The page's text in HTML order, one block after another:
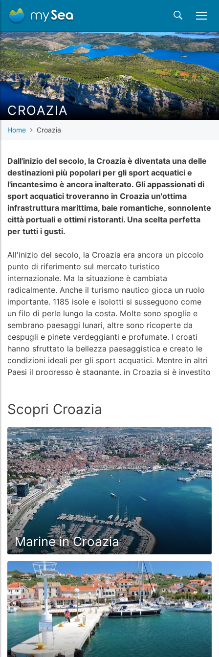
CROAZIA
Home Croazia
Dall'inizio del secolo, la Croazia è diventata una delle
destinazioni più popolari per gli sport acquatici e
l'incantesimo è ancora inalterato. Gli appassionati di
sport acquatici troveranno in Croazia un'ottima
infrastruttura marittima, baie romantiche, sonnolente
città portuali e ottimi ristoranti. Una scelta perfetta
per tutti i gusti.
All'inizio del secolo, la Croazia era ancora un piccolo
punto di riferimento sul mercato turistico
internazionale. Ma la situazione è cambiata
radicalmente. Anche il turismo nautico gioca un ruolo
importante. 1185 isole e isolotti si susseguono come
un filo di perle lungo la costa. Molte sono spoglie e
sembrano paesaggi lunari, altre sono ricoperte da
cespugli e pinete verdeggianti e profumate. I croati
hanno sfruttato la bellezza paesaggistica e creato le
condizioni ideali per gli sport acquatici. Mentre in altri
Paesi il progresso è stagnante, in Croazia si è investito
Dubrovnik può vantare quasi 70 marine e 340 porti. Si
va dai porti turistici costruiti su una piccola e brulla
isola rocciosa, unica nel suo genere, come l'ACI Marina
Piškera, ai mega porti turistici come il Marina Dalmatia
di Sukošan. Incantevoli sono i numerosi e bellissimi
porti cittadini come Hvar, Korčula, Trogir, Supetar,
Vodice, Primošten e altri ancora. Qui si attracca - se si
trova un posto libero - quasi al centro della piazza
principale del mercato e si può osservare il mondo che
passa dalla comodità del pozzetto.
A causa della grande richiesta di ormeggi permanenti
e di transito, il livello dei prezzi è aumentato
notevolmente e ora è in parte simile a quello dell'Italia
o della Spagna. Ma ci si può anche aspettare tutti i
servizi di un moderno porto turistico. A causa della
popolarità di alcuni porti, spesso è difficile persino
ottenere un ormeggio libero durante la stagione. È
necessario arrivare in anticipo e avere un po' di
fortuna.
Scopri Croazia
Marine in Croazia